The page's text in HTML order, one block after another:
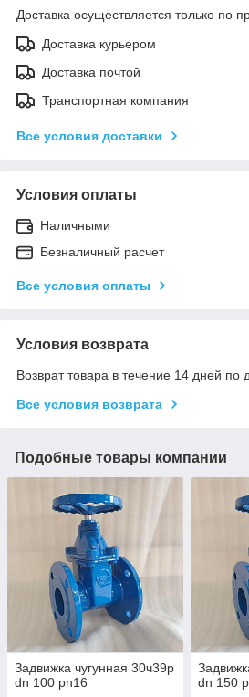
Доставка осуществляется только по
Доставка курьером
Доставка почтой
Транспортная компания
Все условия доставки
Условия оплаты
Наличными
Безналичный расчет
Все условия оплаты
Условия возврата
Возврат товара в течение 14 дней по
Все условия возврата
Подобные товары компании
Задвижка чугунная 30ч39р
dn 100 pn16
dn 150